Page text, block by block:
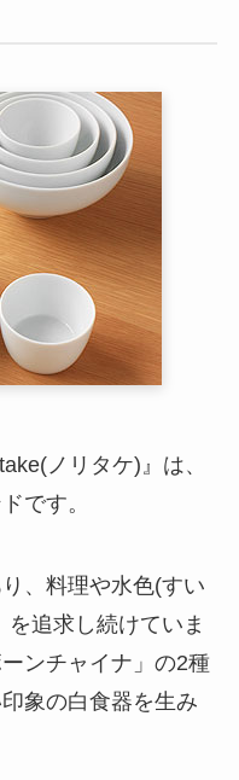
ノリタケ)』は、
です。
、料理や水色(すい
を追求し続けていま
ンチャイナ」の2種
象の白食器を生み